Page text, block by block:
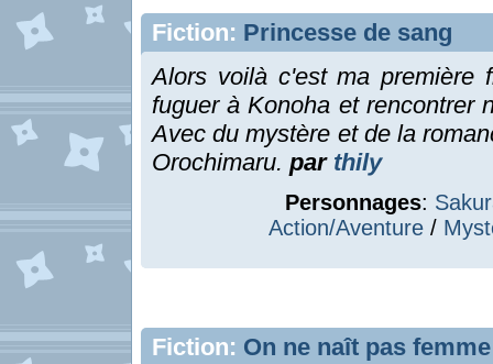
Fiction: Princesse de sang
Alors voilà c'est ma première
fuguer à Konoha et rencontrer
Avec du mystère et de la
Orochimaru. par thily
Personnages:
Action/Aventure /
Fiction: On ne naît pas